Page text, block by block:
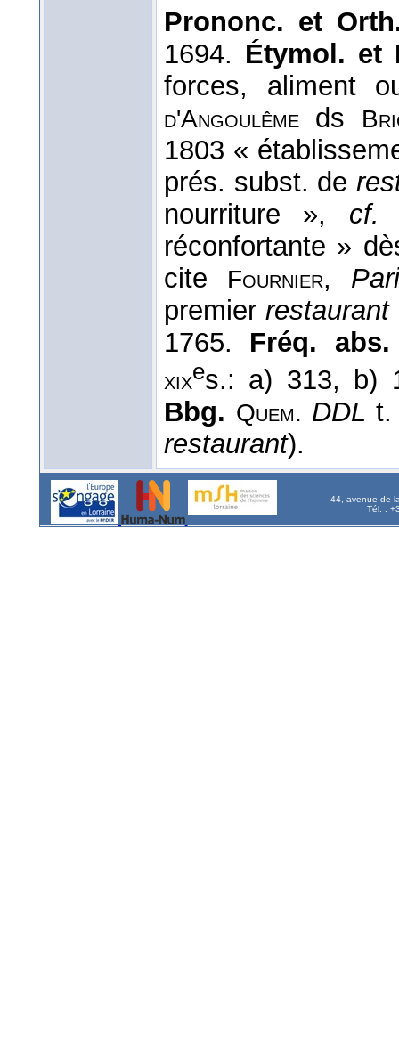
Prononc. et
1694. Étymol. et
forces, aliment
d'Angoulême ds
1803 «
prés. subst. de
nourriture », cf.
réconfortante »
cite
Fournier,
premierrestaurant
1765. Fréq.
xixes.: a) 313, b)
Bbg. Quem. DDL t.
restaurant).
44, avenue de
Tél. :